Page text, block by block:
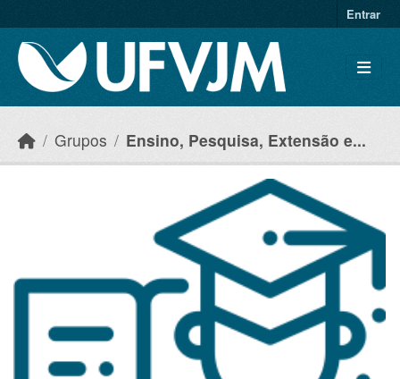
Entrar
Grupos Ensino, Pesquisa, Extensão e...